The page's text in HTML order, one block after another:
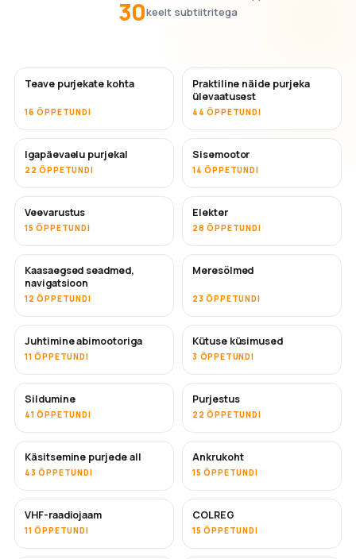
30keelt subtiitritega
Teave purjekate kohta
16 ÕPPETUNDI
Praktiline näide purjeka
ülevaatusest
44 ÕPPETUNDI
Igapäevaelu purjekal
22 ÕPPETUNDI
Sisemootor
14 ÕPPETUNDI
Veevarustus
15 ÕPPETUNDI
Elekter
28 ÕPPETUNDI
Kaasaegsed seadmed,
navigatsioon
12 ÕPPETUNDI
Meresõlmed
23 ÕPPETUNDI
Juhtimine abimootoriga
11 ÕPPETUNDI
Kütuse küsimused
3 ÕPPETUNDI
Sildumine
41 ÕPPETUNDI
Purjestus
22 ÕPPETUNDI
Käsitsemine purjede all
43 ÕPPETUNDI
Ankrukoht
15 ÕPPETUNDI
VHF-raadiojaam
11 ÕPPETUNDI
COLREG
15 ÕPPETUNDI